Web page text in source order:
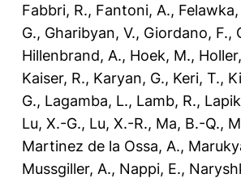
Fabbri, R., Fantoni, A., Felawka,
G., Gharibyan, V., Giordano, F.,
Hillenbrand, A., Hoek, M.,
Kaiser, R., Karyan, G., Keri, T.,
G., Lagamba, L., Lamb, R.,
Lu, X.-G., Lu, X.-R., Ma, B.-Q.,
Martinez de la Ossa, A.,
Mussgiller, A., Nappi, E.,